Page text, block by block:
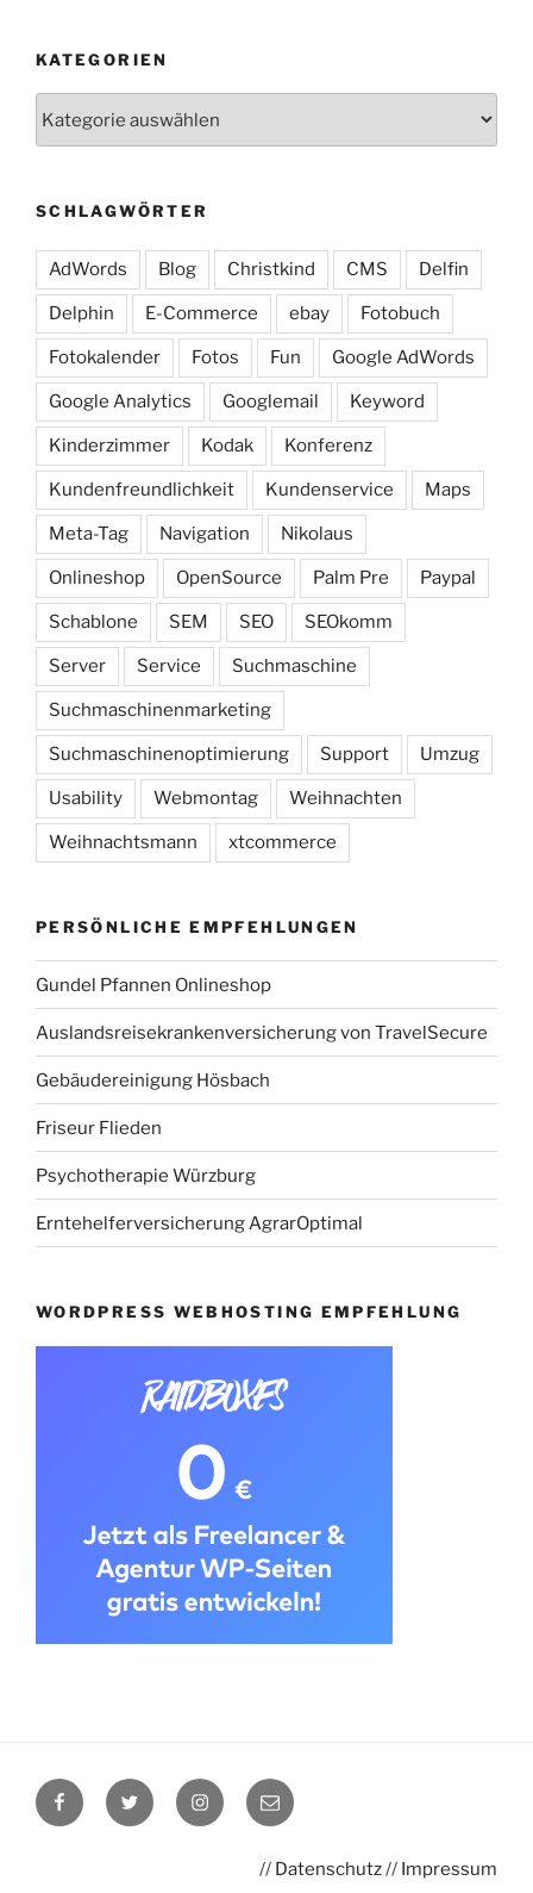
KATEGORIEN
SCHLAGWÖRTER
AdWords Blog Christkind CMS Delfin
Delphin E-Commerce ebay Fotobuch
Fotokalender Fotos Fun Google AdWords
Google Analytics Googlemail Keyword
Kinderzimmer Kodak Konferenz
Kundenfreundlichkeit Kundenservice Maps
Meta-Tag Navigation Nikolaus
Onlineshop OpenSource Palm Pre Paypal
Schablone SEM SEO SEOkomm
Server Service Suchmaschine
Suchmaschinenmarketing
Suchmaschinenoptimierung Support Umzug
Usability Webmontag Weihnachten
Weihnachtsmann xtcommerce
PERSÖNLICHE EMPFEHLUNGEN
Gundel Pfannen Onlineshop
Auslandsreisekrankenversicherung von TravelSecure
Gebäudereinigung Hösbach
Friseur Flieden
Psychotherapie Würzburg
Erntehelferversicherung AgrarOptimal
WORDPRESS WEBHOSTING EMPFEHLUNG
FacebookTwitter Instagram
E-
Mail
// Datenschutz// Impressum